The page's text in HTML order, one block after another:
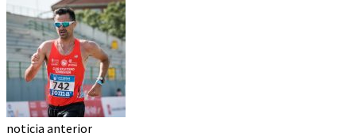
noticia anterior